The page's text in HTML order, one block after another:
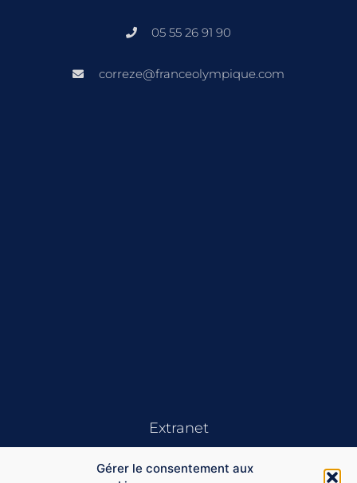
Gérer le consentement aux
05 55 26 91 90
correze@franceolympique.com
Extranet